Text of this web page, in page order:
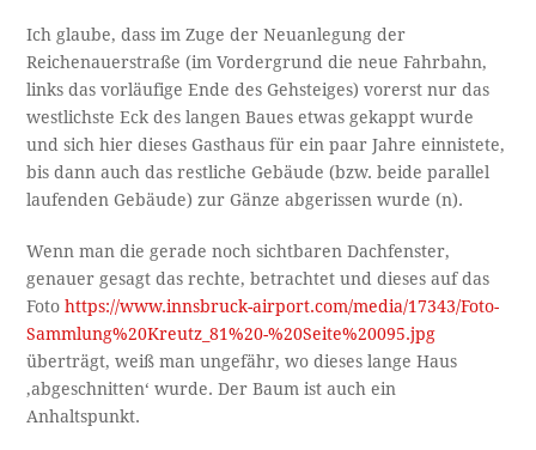
Ich glaube, dass im Zuge der Neuanlegung der
Reichenauerstraße (im Vordergrund die neue Fahrbahn,
links das vorläufige Ende des Gehsteiges) vorerst nur das
westlichste Eck des langen Baues etwas gekappt wurde
und sich hier dieses Gasthaus für ein paar Jahre einnistete,
bis dann auch das restliche Gebäude (bzw. beide parallel
laufenden Gebäude) zur Gänze abgerissen wurde (n).
Wenn man die gerade noch sichtbaren Dachfenster,
genauer gesagt das rechte, betrachtet und dieses auf das
Fotohttps://www.innsbruck-airport.com/media/17343/Foto-
Sammlung%20Kreutz_81%20-%20Seite%20095.jpg
überträgt, weiß man ungefähr, wo dieses lange Haus
‚abgeschnitten‘ wurde. Der Baum ist auch ein
Anhaltspunkt.